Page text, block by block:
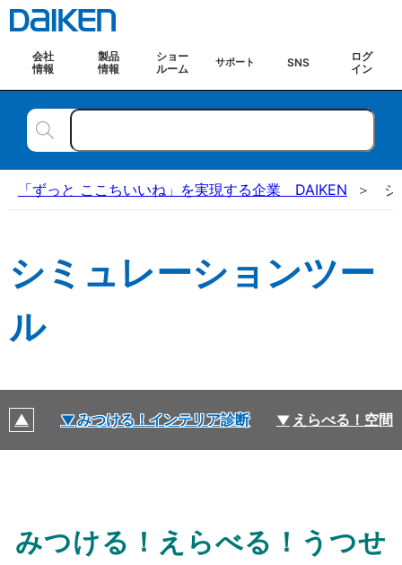
会社
情報
製品
情報
ショー
ルーム
サポート SNS
ログ
イン
「ずっと ここちいいね」を実現する企業 DAIKEN
シミュレーションツー
ル
みつける！インテリア診断 えらべる！空間
みつける！えらべる！うつせ